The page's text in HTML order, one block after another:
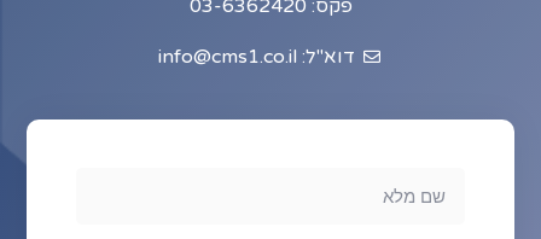
פקס: 03-6362420
דוא"ל: info@cms1.co.il